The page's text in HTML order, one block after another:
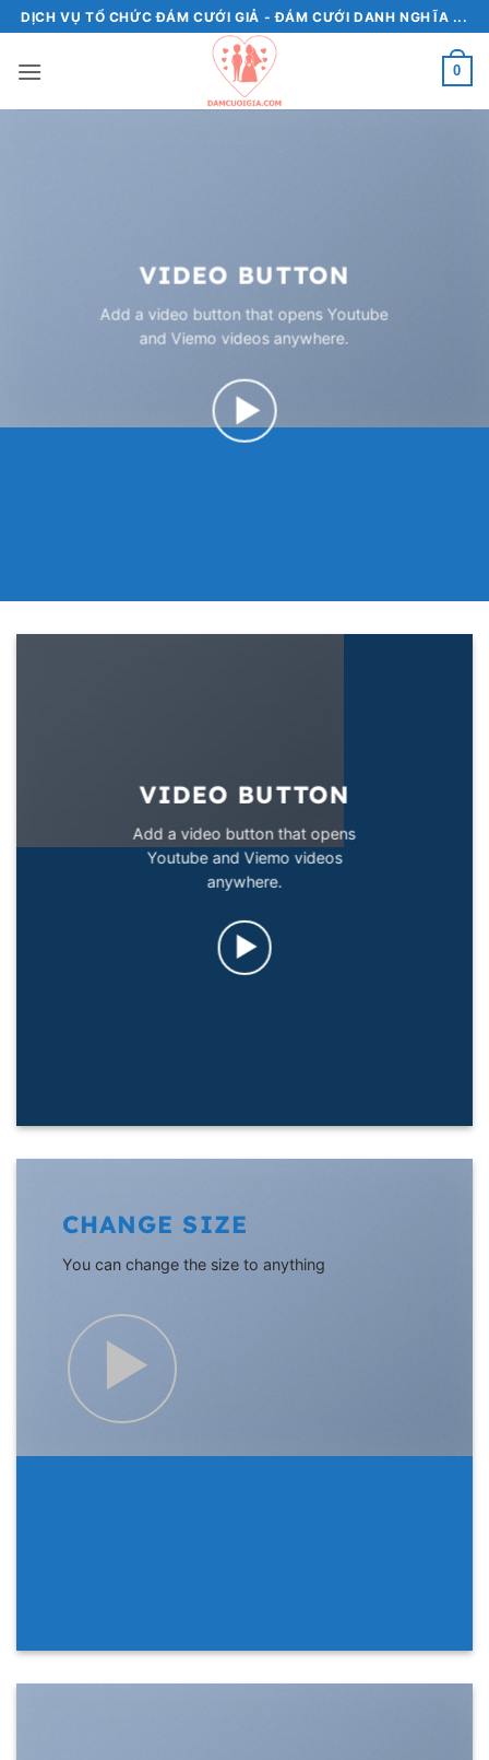
qua
nội
DỊCH VỤ TỔ CHỨC ĐÁM CƯỚI GIẢ - ĐÁM CƯỚI DANH NGHĨA ...
0
VIDEO BUTTON
Add a video button that opens Youtube
and Viemo videos anywhere.
VIDEO BUTTON
Add a video button that opens
Youtube and Viemo videos
anywhere.
CHANGE SIZE
You can change the size to anything